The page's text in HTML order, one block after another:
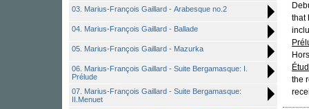
03. Marius-François Gaillard - Arabesque no.2
04. Marius-François Gaillard - Ballade
05. Marius-François Gaillard - Mazurka
06. Marius-François Gaillard - Suite Bergamasque: I.
Prélude
07. Marius-François Gaillard - Suite Bergamasque:
II.Menuet
that
the